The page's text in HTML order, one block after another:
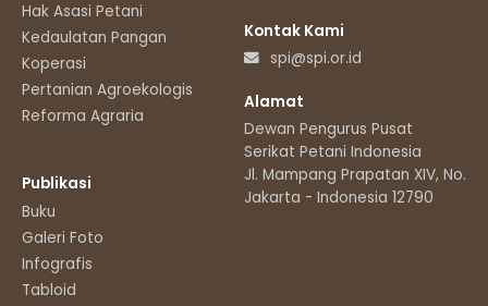
Hak Asasi Petani
Kedaulatan Pangan
Koperasi
Pertanian Agroekologis
Reforma Agraria
Publikasi
Buku
Galeri Foto
Infografis
Tabloid
Kontak Kami
spi@spi.or.id
Alamat
Dewan Pengurus Pusat
Serikat Petani Indonesia
Jl. Mampang Prapatan XIV, No.11
Jakarta - Indonesia 12790